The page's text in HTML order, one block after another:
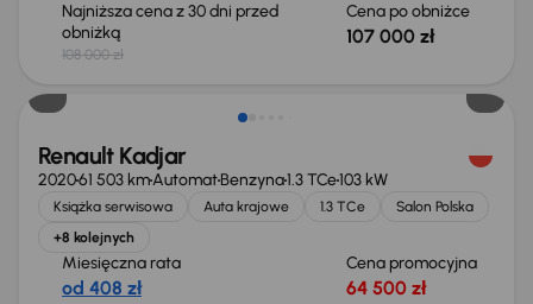
Najniższa cena z 30 dni przed
obniżką
108 000 zł
Cena po obniżce
107 000 zł
Taniej o 1 500 zł
Renault Kadjar
202061 503 kmAutomatBenzyna1.3 TCe103 kW
Książka serwisowa Auta krajowe 1.3 TCe
Salon Polska
+8 kolejnych
Miesięczna rata
od 408 zł
Cena promocyjna
64 500 zł